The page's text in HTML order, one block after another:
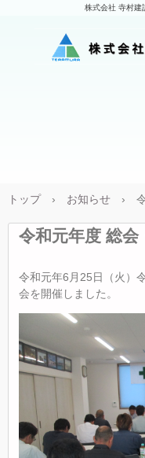
株式会社 寺村建
香川
トップ › お知らせ ›
令和元年度 総会
令和元年6月25日（火）
会を開催しました。